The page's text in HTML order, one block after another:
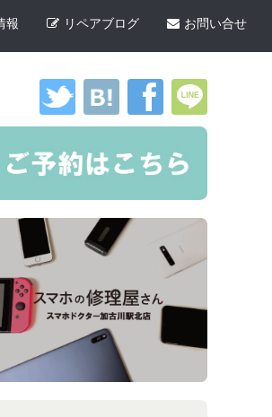
報 リペアブログ お問い合せ